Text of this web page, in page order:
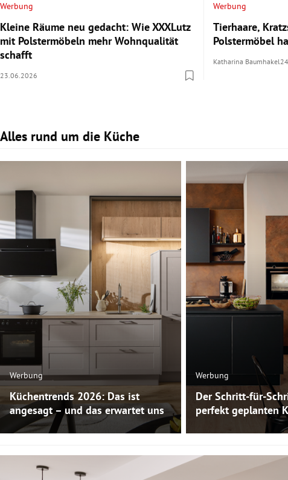
Werbung
Kleine Räume neu gedacht: Wie XXXLutz
mit Polstermöbeln mehr Wohnqualität
schafft
23.06.2026
Werbung
Tierhaare,
Polstermöbel
Katharina Baumhakel
Alles rund um die Küche
Slide 1 von 6
Werbung
Küchentrends 2026: Das ist
angesagt – und das erwartet uns
Werbung
Der Schritt-für-
perfekt geplanten